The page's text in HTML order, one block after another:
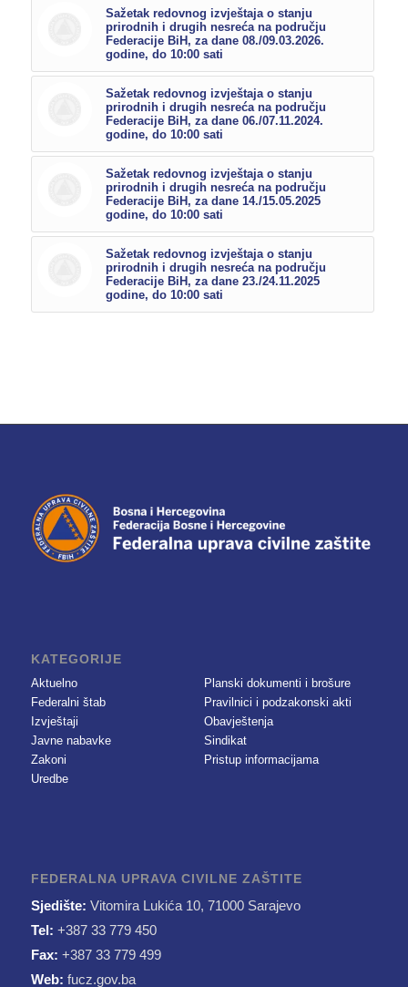
Sažetak redovnog izvještaja o stanju
prirodnih i drugih nesreća na području
Federacije BiH, za dane 08./09.03.2026.
godine, do 10:00 sati
Sažetak redovnog izvještaja o stanju
prirodnih i drugih nesreća na području
Federacije BiH, za dane 06./07.11.2024.
godine, do 10:00 sati
Sažetak redovnog izvještaja o stanju
prirodnih i drugih nesreća na području
Federacije BiH, za dane 14./15.05.2025
godine, do 10:00 sati
Sažetak redovnog izvještaja o stanju
prirodnih i drugih nesreća na području
Federacije BiH, za dane 23./24.11.2025
godine, do 10:00 sati
KATEGORIJE
Aktuelno
Federalni štab
Izvještaji
Javne nabavke
Zakoni
Uredbe
Planski dokumenti i brošure
Pravilnici i podzakonski akti
Obavještenja
Sindikat
Pristup informacijama
FEDERALNA UPRAVA CIVILNE ZAŠTITE
Sjedište: Vitomira Lukića 10, 71000 Sarajevo
Tel: +387 33 779 450
Fax: +387 33 779 499
Web: fucz.gov.ba